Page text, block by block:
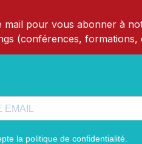
mail pour vous abonner à
(conférences, formations,